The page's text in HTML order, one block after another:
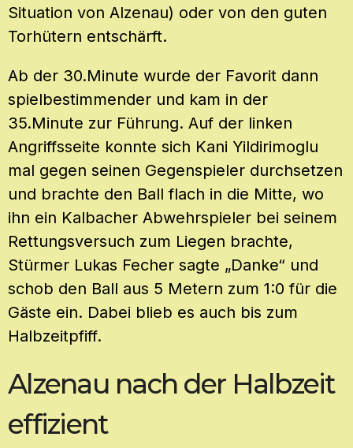
Situation von Alzenau) oder von den guten
Torhütern entschärft.
Ab der 30.Minute wurde der Favorit dann
spielbestimmender und kam in der
35.Minute zur Führung. Auf der linken
Angriffsseite konnte sich Kani Yildirimoglu
mal gegen seinen Gegenspieler durchsetzen
und brachte den Ball flach in die Mitte, wo
ihn ein Kalbacher Abwehrspieler bei seinem
Rettungsversuch zum Liegen brachte,
Stürmer Lukas Fecher sagte „Danke“ und
schob den Ball aus 5 Metern zum 1:0 für die
Gäste ein. Dabei blieb es auch bis zum
Halbzeitpfiff.
Alzenau nach der Halbzeit
effizient